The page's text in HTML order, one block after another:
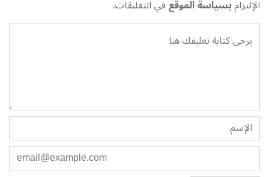
الإلتزامبسياسة الموقعفي التعليقات.